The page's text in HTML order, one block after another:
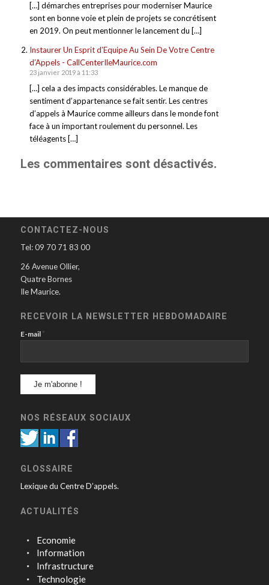
[…] démarches entreprises pour moderniser Maurice
sont en bonne voie et plein de projets se concrétisent
en 2019. On peut mentionner le lancement du […]
Instaurer Un Esprit d’Equipe Au Sein De Votre Centre
d’Appels - CallCenterIleMaurice.com
23 janvier 2019 à 11:33
[…] cela a des impacts considérables. Le manque de
sentiment d’appartenance se fait sentir. Les centres
d’appels à Maurice comme ailleurs dans le monde font
face à un important roulement du personnel. Les
téléagents […]
Les commentaires sont désactivés.
CONTACTEZ-NOUS
Tel: 09 70 71 83 00
26 Avenue Ollier,
Quatre Bornes
Ile Maurice.
RECEVOIR LA NEWSLETTER HEBDOMADAIRE
E-mail *
NOS RÉSEAUX SOCIAUX
GLOSSAIRE
Lexique du Centre D’appels.
ACTUALITÉS
Economie
Information
Infrastructure
Technologie